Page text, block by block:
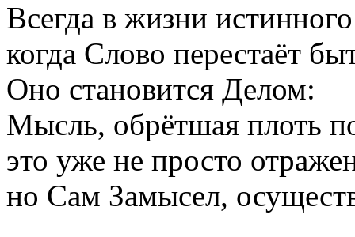
Всегда в жизни
когда Слово перестаёт
Оно становится Делом:
Мысль, обрётшая плоть
это уже не просто
но Сам Замысел,